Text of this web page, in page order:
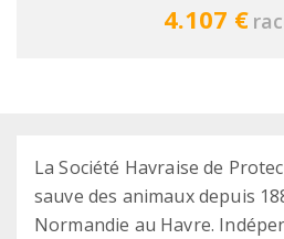
4.107 €
La Société Havraise de
sauve des animaux depuis
Normandie au Havre.